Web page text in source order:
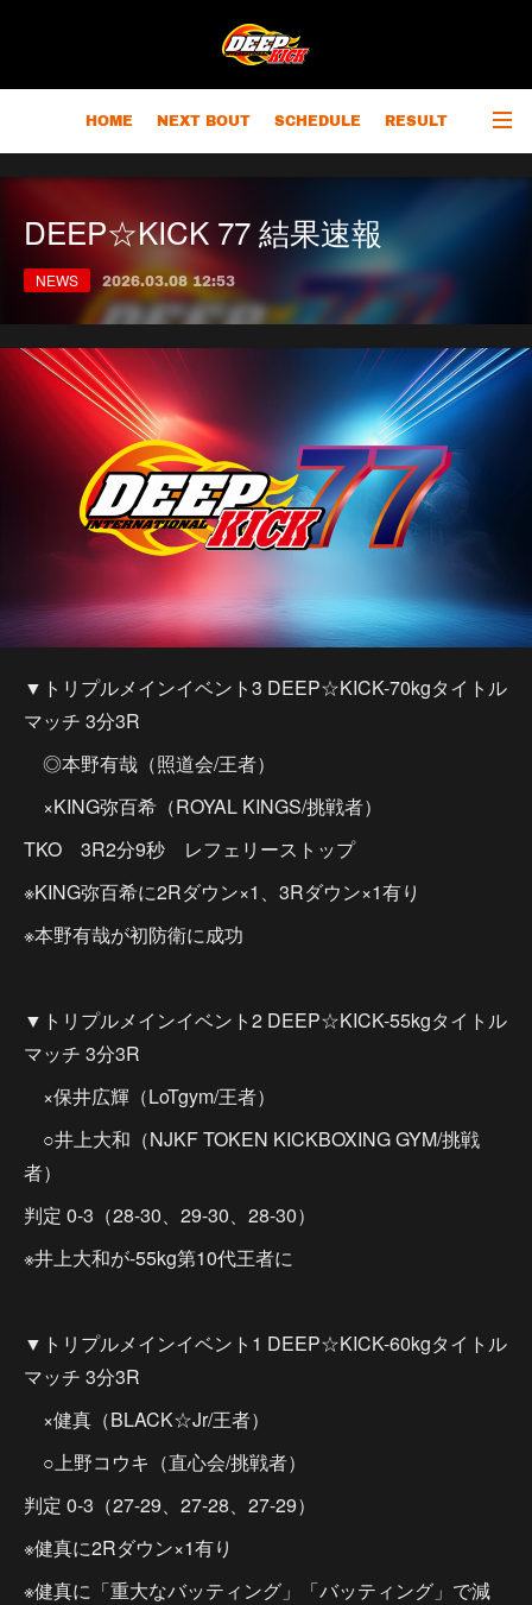
HOME NEXT BOUT SCHEDULE RESULT
RANKING OUTLINE
DEEP☆KICK 77 結果速報
NEWS 2026.03.08 12:53
▼トリプルメインイベント3 DEEP☆KICK-70kgタイトル
マッチ 3分3R
◎本野有哉（照道会/王者）
×KING弥百希（ROYAL KINGS/挑戦者）
TKO 3R2分9秒 レフェリーストップ
※KING弥百希に2Rダウン×1、3Rダウン×1有り
※本野有哉が初防衛に成功
▼トリプルメインイベント2 DEEP☆KICK-55kgタイトル
マッチ 3分3R
×保井広輝（LoTgym/王者）
○井上大和（NJKF TOKEN KICKBOXING GYM/挑戦
者）
判定 0-3（28-30、29-30、28-30）
※井上大和が-55kg第10代王者に
▼トリプルメインイベント1 DEEP☆KICK-60kgタイトル
マッチ 3分3R
×健真（BLACK☆Jr/王者）
○上野コウキ（直心会/挑戦者）
判定 0-3（27-29、27-28、27-29）
※健真に2Rダウン×1有り
※健真に「重大なバッティング」「バッティング」で減